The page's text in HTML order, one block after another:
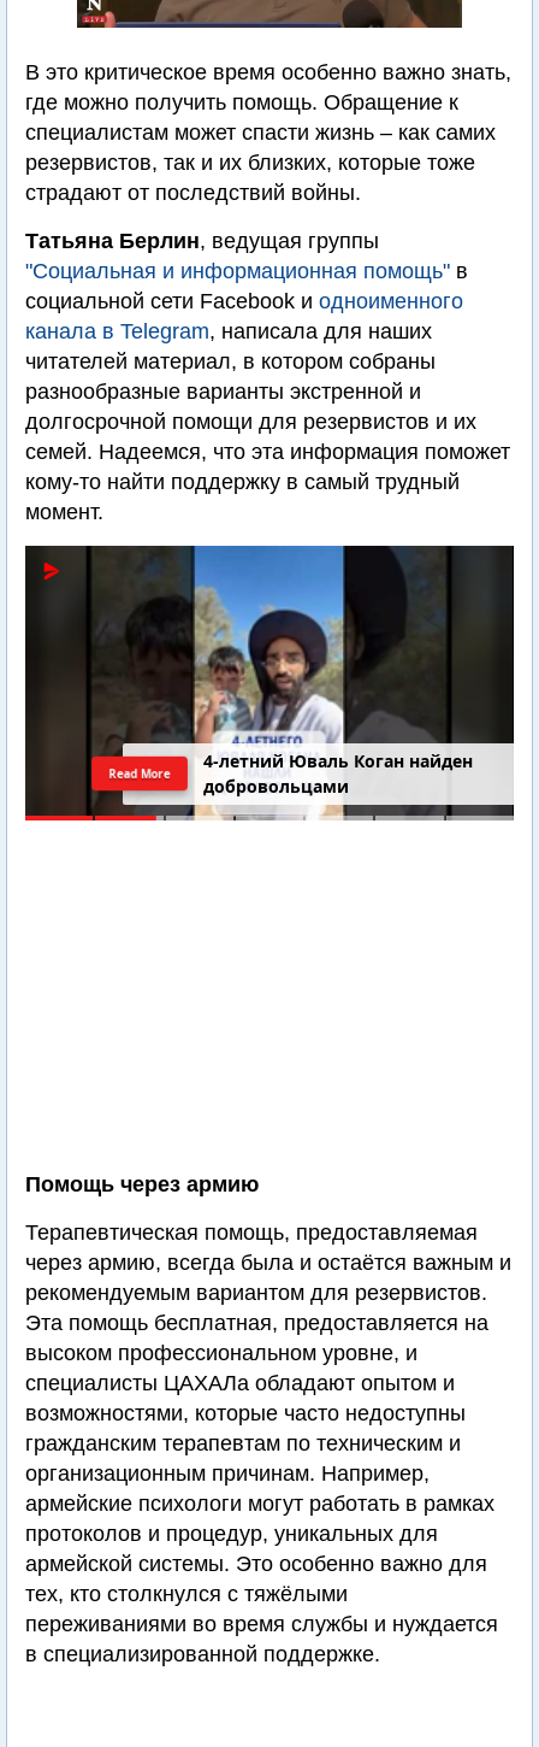
В это критическое время особенно важно знать,
где можно получить помощь. Обращение к
специалистам может спасти жизнь – как самих
резервистов, так и их близких, которые тоже
страдают от последствий войны.
Татьяна Берлин, ведущая группы
"Социальная и информационная помощь" в
социальной сети Facebook и одноименного
канала в Telegram, написала для наших
читателей материал, в котором собраны
разнообразные варианты экстренной и
долгосрочной помощи для резервистов и их
семей. Надеемся, что эта информация поможет
кому-то найти поддержку в самый трудный
момент.
Последний шанс Ирана. Теракт в
Самарии // Новости Израиля.
Шарп. Финкель. Дубнов
Read More
Помощь через армию
Терапевтическая помощь, предоставляемая
через армию, всегда была и остаётся важным и
рекомендуемым вариантом для резервистов.
Эта помощь бесплатная, предоставляется на
высоком профессиональном уровне, и
специалисты ЦАХАЛа обладают опытом и
возможностями, которые часто недоступны
гражданским терапевтам по техническим и
организационным причинам. Например,
армейские психологи могут работать в рамках
протоколов и процедур, уникальных для
армейской системы. Это особенно важно для
тех, кто столкнулся с тяжёлыми
переживаниями во время службы и нуждается
в специализированной поддержке.